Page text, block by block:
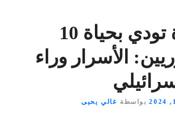
غارة غادرة تودي بحياة 10
الأسرار وراء
بواسطة غالي يحيى